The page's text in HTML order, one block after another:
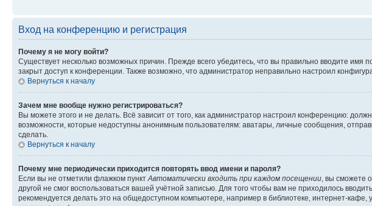
Вход на конференцию и регистрация
Почему я не могу войти?
Существует несколько возможных причин. Прежде всего убедитесь, что вы правильно вводите
закрыт доступ к конференции. Также возможно, что администратор неправильно настроил
Вернуться к началу
Зачем мне вообще нужно регистрироваться?
Вы можете этого и не делать. Всё зависит от того, как администратор настроил конференцию:
возможности, которые недоступны анонимным пользователям: аватары, личные сообщения,
сделать.
Вернуться к началу
Почему мне периодически приходится повторять ввод имени и пароля?
Если вы не отметили флажком пунктАвтоматически входить при каждом посещении, вы сможете
другой не смог воспользоваться вашей учётной записью. Для того чтобы вам не приходилось
рекомендуется делать это на общедоступном компьютере, например в библиотеке, интернет-кафе,